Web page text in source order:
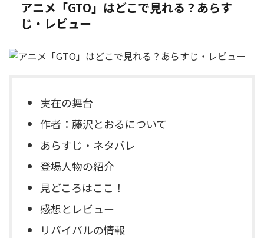
アニメ「GTO」はどこで見れる？あらす
じ・レビュー
実在の舞台
作者：藤沢とおるについて
あらすじ・ネタバレ
登場人物の紹介
見どころはここ！
感想とレビュー
リバイバルの情報